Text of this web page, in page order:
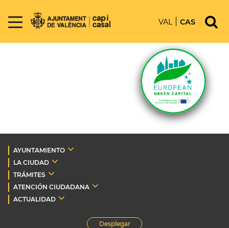
VAL CAS
AYUNTAMIENTO
LA CIUDAD
TRÁMITES
ATENCIÓN CIUDADANA
ACTUALIDAD
Desplegar